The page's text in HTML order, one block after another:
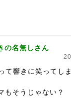
の名無しさん
て響きに笑ってし
もそうじゃない？